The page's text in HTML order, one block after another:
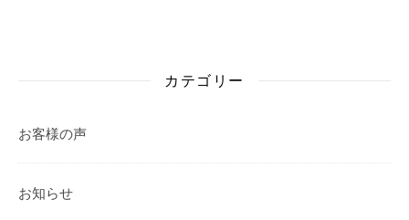
カテゴリー
お客様の声
お知らせ